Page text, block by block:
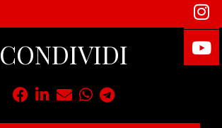
CONDIVIDI